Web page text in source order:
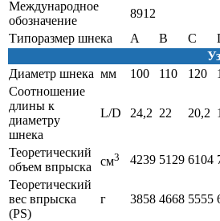
Международное
обозначение
8912
Типоразмер шнека
A B C
Диаметр шнека мм 100 110 120
Соотношение
длины к
диаметру
шнека
L/D 24,2 22 20,2
Теоретический
объем впрыска
см3 4239 5129 6104
Теоретический
вес впрыска
(PS)
г 3858 4668 5555